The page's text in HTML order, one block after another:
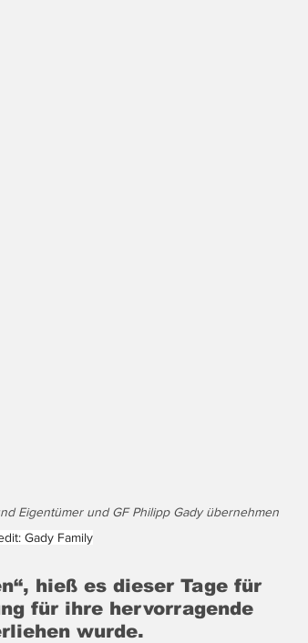
Eigentümer und GF Philipp Gady übernehmen
Gady Family
hieß es dieser Tage für
für ihre hervorragende
wurde.